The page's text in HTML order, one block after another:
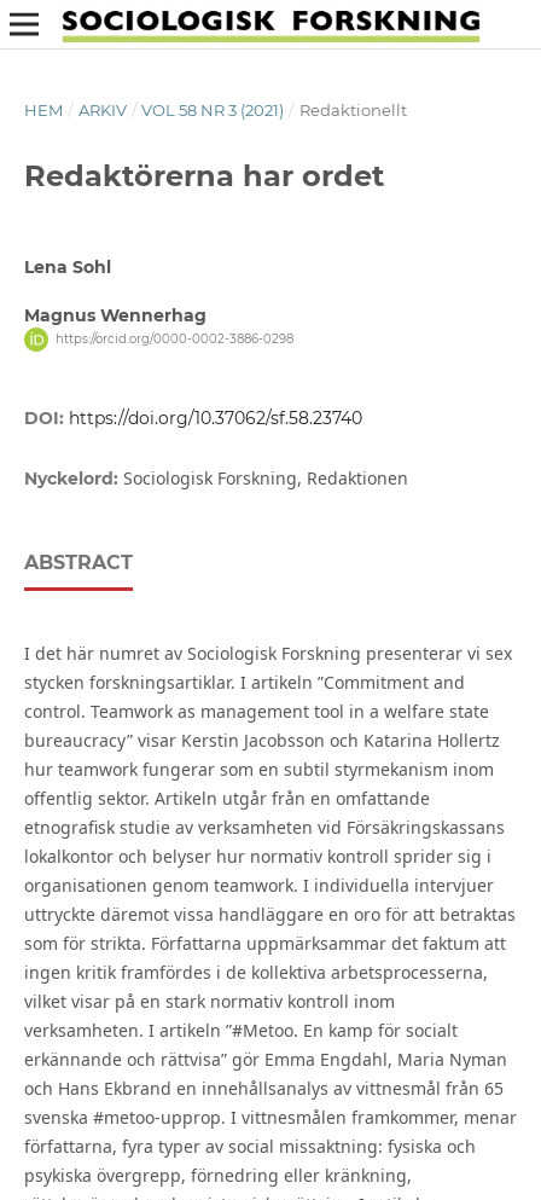
HEM / ARKIV / VOL 58 NR 3 (2021) / Redaktionellt
Redaktörerna har ordet
Lena Sohl
Magnus Wennerhag
https://orcid.org/0000-0002-3886-0298
DOI: https://doi.org/10.37062/sf.58.23740
Nyckelord: Sociologisk Forskning, Redaktionen
ABSTRACT
I det här numret av Sociologisk Forskning presenterar vi sex
stycken forskningsartiklar. I artikeln ”Commitment and
control. Teamwork as management tool in a welfare state
bureaucracy” visar Kerstin Jacobsson och Katarina Hollertz
hur teamwork fungerar som en subtil styrmekanism inom
offentlig sektor. Artikeln utgår från en omfattande
etnografisk studie av verksamheten vid Försäkringskassans
lokalkontor och belyser hur normativ kontroll sprider sig i
organisationen genom teamwork. I individuella intervjuer
uttryckte däremot vissa handläggare en oro för att betraktas
som för strikta. Författarna uppmärksammar det faktum att
ingen kritik framfördes i de kollektiva arbetsprocesserna,
vilket visar på en stark normativ kontroll inom
verksamheten. I artikeln ”#Metoo. En kamp för socialt
erkännande och rättvisa” gör Emma Engdahl, Maria Nyman
och Hans Ekbrand en innehållsanalys av vittnesmål från 65
svenska #metoo-upprop. I vittnesmålen framkommer, menar
författarna, fyra typer av social missaktning: fysiska och
psykiska övergrepp, förnedring eller kränkning,